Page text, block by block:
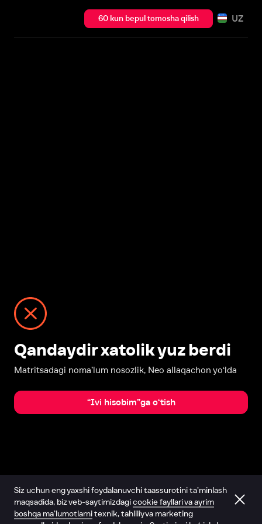
60 kun bepul tomosha qilish UZ
Qandaydir xatolik yuz berdi
Matritsadagi noma’lum nosozlik, Neo allaqachon yo‘lda
“Ivi hisobim”ga o‘tish
Siz uchun eng yaxshi foydalanuvchi taassurotini ta’minlash
maqsadida, biz veb-saytimizdagicookie fayllari va ayrim
boshqa ma’lumotlarnitexnik, tahliliy va marketing